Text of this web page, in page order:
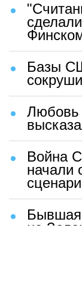
Базы
Любовь
Война
начали
Бывшая
на